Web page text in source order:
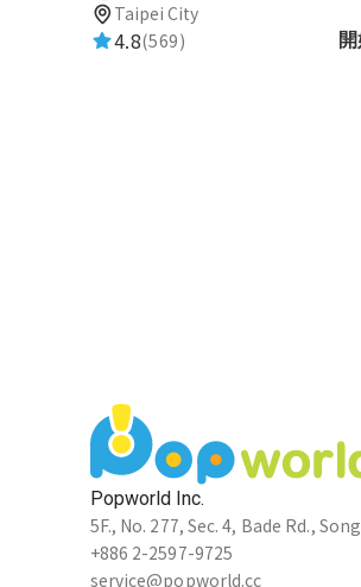
Taipei City
4.8(569)
Popworld Inc.
5F., No. 277, Sec. 4, Bade Rd.,
+886 2-2597-9725
service@popworld.cc